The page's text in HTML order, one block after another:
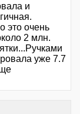
и
это очень
2 млн.
уже 7.7